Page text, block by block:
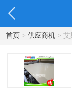
首页> 供应商机> 艾